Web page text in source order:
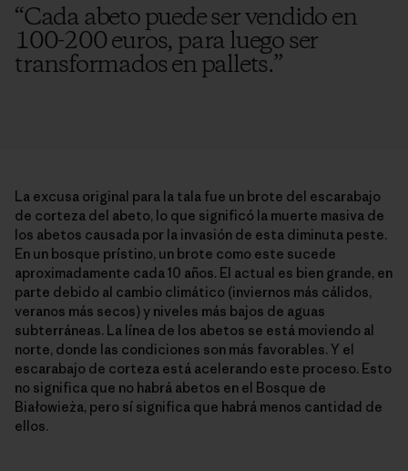
“Cada abeto puede ser vendido en
100-200 euros, para luego ser
transformados en pallets.”
La excusa original para la tala fue un brote del escarabajo
de corteza del abeto, lo que significó la muerte masiva de
los abetos causada por la invasión de esta diminuta peste.
En un bosque prístino, un brote como este sucede
aproximadamente cada 10 años. El actual es bien grande, en
parte debido al cambio climático (inviernos más cálidos,
veranos más secos) y niveles más bajos de aguas
subterráneas. La línea de los abetos se está moviendo al
norte, donde las condiciones son más favorables. Y el
escarabajo de corteza está acelerando este proceso. Esto
no significa que no habrá abetos en el Bosque de
Białowieża, pero sí significa que habrá menos cantidad de
ellos.